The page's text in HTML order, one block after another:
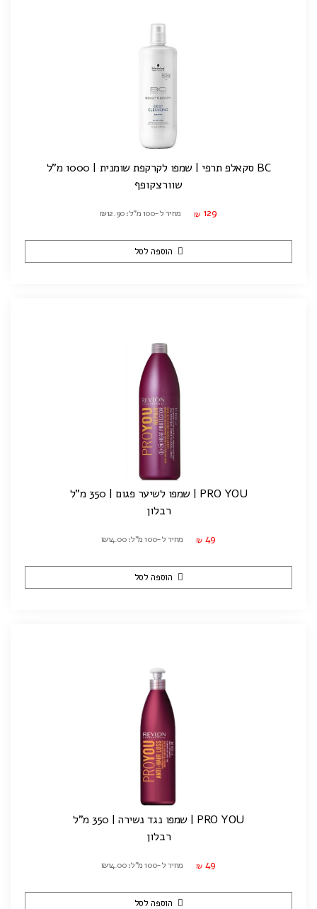
BC סקאלפ תרפי | שמפו לקרקפת שומנית | 1000 מ"ל
שוורצקופף
₪ 129 מחיר ל-100 מ"ל: ₪12.90
הוספה לסל
PRO YOU | שמפו לשיער פגום | 350 מ"ל
רבלון
₪ 49 מחיר ל-100 מ"ל: ₪14.00
הוספה לסל
PRO YOU | שמפו נגד נשירה | 350 מ"ל
רבלון
₪ 49 מחיר ל-100 מ"ל: ₪14.00
הוספה לסל